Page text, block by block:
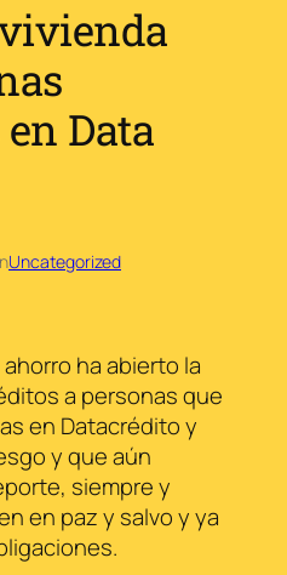
Data
Uncategorized
ha abierto la
a personas que
en Datacrédito y
y que aún
siempre y
en paz y salvo y ya